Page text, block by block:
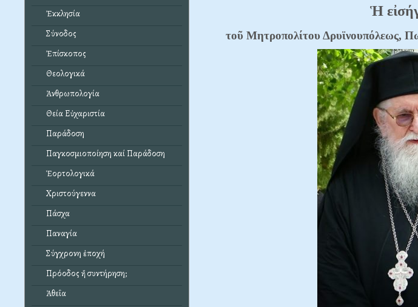
Ἐκκλησία
Σύνοδος
Ἐπίσκοπος
Θεολογικά
Ἀνθρωπολογία
Θεία Εὐχαριστία
Παράδοση
Παγκοσμιοποίηση καί Παράδοση
Ἑορτολογικά
Χριστούγεννα
Πάσχα
Παναγία
Σύγχρονη ἐποχή
Πρόοδος ἤ συντήρηση;
Ἀθεΐα
Ἡ
τοῦ Μητροπολίτου Δρυϊνουπόλεως,